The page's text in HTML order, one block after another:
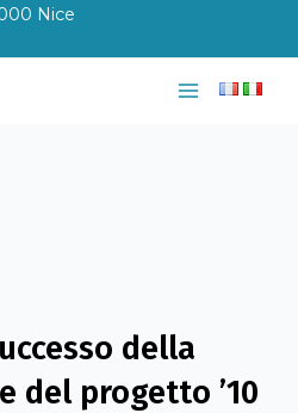
Nice
Main
della
del progetto ’10